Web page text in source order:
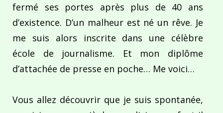
fermé ses portes après plus de 40 ans
d’existence. D’un malheur est né un rêve. Je
me suis alors inscrite dans une célèbre
école de journalisme. Et mon diplôme
d’attachée de presse en poche… Me voici…
Vous allez découvrir que je suis spontanée,